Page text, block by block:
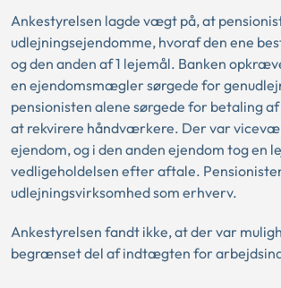
Ankestyrelsen lagde vægt på, at
udlejningsejendomme, hvoraf den ene
og den anden af 1 lejemål. Banken
en ejendomsmægler sørgede for
pensionisten alene sørgede for betaling
at rekvirere håndværkere. Der var
ejendom, og i den anden ejendom tog en
vedligeholdelsen efter aftale.
udlejningsvirksomhed som erhverv.
Ankestyrelsen fandt ikke, at der var
begrænset del af indtægten for